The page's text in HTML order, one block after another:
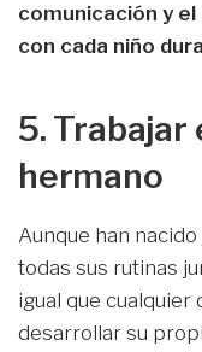
comunicación y
con cada niño
5. Trabajar
hermano
Aunque han
todas sus rutinas
igual que
desarrollar su